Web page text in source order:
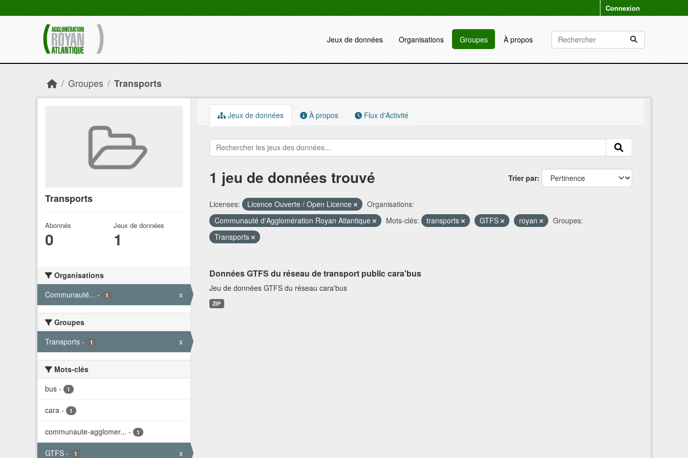
Connexion
Jeux de données Organisations Groupes À propos
Groupes Transports
Transports
Abonnés
0
Jeux de données
1
Organisations
Communauté... - 1 x
Groupes
Transports - 1 x
Mots-clés
bus - 1
cara - 1
communaute-agglomer... - 1
GTFS - 1 x
Jeux de données À propos Flux d'Activité
Trier par
1 jeu de données trouvé
Licenses: Licence Ouverte / Open Licence
Organisations:
Communauté d'Agglomération Royan Atlantique
Mots-clés: transports GTFS royan
Groupes:
Transports
Données GTFS du réseau de transport public cara'bus
Jeu de données GTFS du réseau cara'bus
ZIP